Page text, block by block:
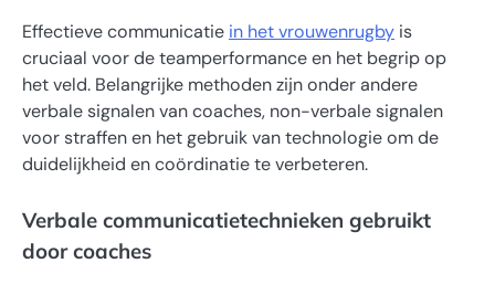
Effectieve communicatie in het vrouwenrugby is
cruciaal voor de teamperformance en het begrip op
het veld. Belangrijke methoden zijn onder andere
verbale signalen van coaches, non-verbale signalen
voor straffen en het gebruik van technologie om de
duidelijkheid en coördinatie te verbeteren.
Verbale communicatietechnieken gebruikt
door coaches